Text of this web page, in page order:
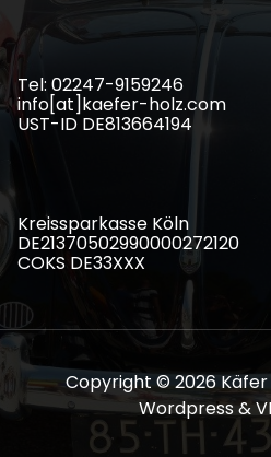
Tel: 02247-9159246
info[at]kaefer-holz.com
UST-ID DE813664194
Kreissparkasse Köln
DE21370502990000272120
COKS DE33XXX
Copyright © 2026
Wordpress &